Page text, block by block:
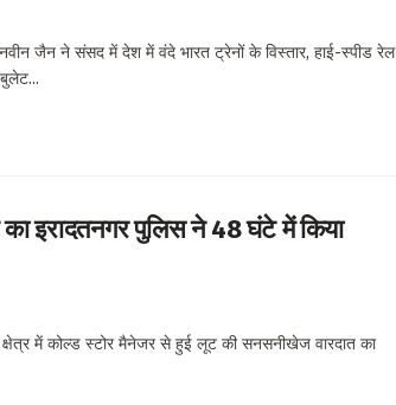
जैन ने संसद में देश में वंदे भारत ट्रेनों के विस्तार, हाई-स्पीड रेल
इरादतनगर पुलिस ने 48 घंटे में किया
क्षेत्र में कोल्ड स्टोर मैनेजर से हुई लूट की सनसनीखेज वारदात का